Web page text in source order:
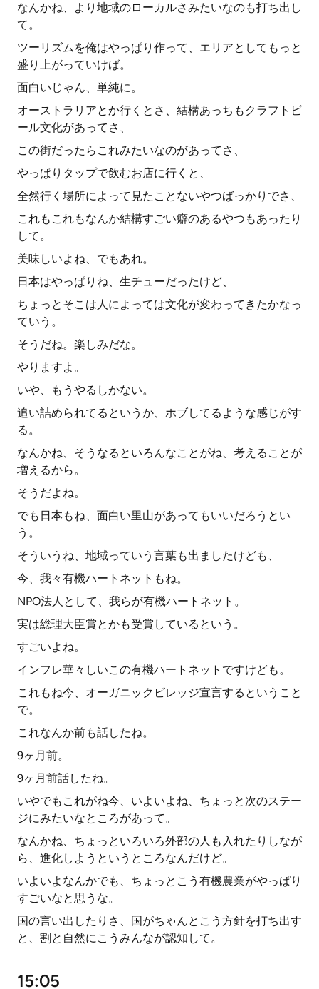
なんかね、より地域のローカルさみたいなのも打ち出し
て。
ツーリズムを俺はやっぱり作って、エリアとしてもっと
盛り上がっていけば。
面白いじゃん、単純に。
オーストラリアとか行くとさ、結構あっちもクラフトビ
ール文化があってさ、
この街だったらこれみたいなのがあってさ、
やっぱりタップで飲むお店に行くと、
全然行く場所によって見たことないやつばっかりでさ、
これもこれもなんか結構すごい癖のあるやつもあったり
して。
美味しいよね、でもあれ。
日本はやっぱりね、生チューだったけど、
ちょっとそこは人によっては文化が変わってきたかなっ
ていう。
そうだね。楽しみだな。
やりますよ。
いや、もうやるしかない。
追い詰められてるというか、ホブしてるような感じがす
る。
なんかね、そうなるといろんなことがね、考えることが
増えるから。
そうだよね。
でも日本もね、面白い里山があってもいいだろうとい
う。
そういうね、地域っていう言葉も出ましたけども、
今、我々有機ハートネットもね。
NPO法人として、我らが有機ハートネット。
実は総理大臣賞とかも受賞しているという。
すごいよね。
インフレ華々しいこの有機ハートネットですけども。
これもね今、オーガニックビレッジ宣言するということ
で。
これなんか前も話したね。
9ヶ月前。
9ヶ月前話したね。
いやでもこれがね今、いよいよね、ちょっと次のステー
ジにみたいなところがあって。
なんかね、ちょっといろいろ外部の人も入れたりしなが
ら、進化しようというところなんだけど。
いよいよなんかでも、ちょっとこう有機農業がやっぱり
すごいなと思うな。
国の言い出したりさ、国がちゃんとこう方針を打ち出す
と、割と自然にこうみんなが認知して。
15:05